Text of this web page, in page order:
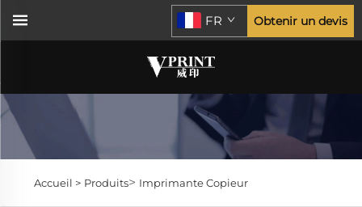
FR Obtenir un devis
Accueil > Produits> Imprimante Copieur